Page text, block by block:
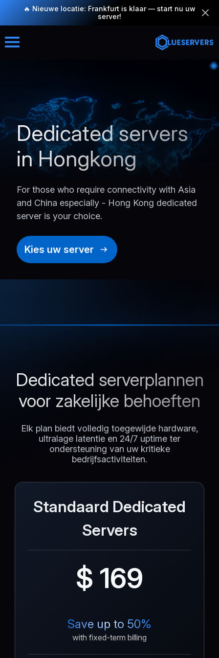
🔥 Nieuwe locatie: Frankfurt is klaar — start nu uw
server!
Dedicated servers
in Hongkong
For those who require connectivity with Asia
and China especially - Hong Kong dedicated
server is your choice.
Kies uw server
Dedicated serverplannen
voor zakelijke behoeften
Elk plan biedt volledig toegewijde hardware,
ultralage latentie en 24/7 uptime ter
ondersteuning van uw kritieke
bedrijfsactiviteiten.
Standaard Dedicated
Servers
$ 169
Save up to 50%
with fixed-term billing